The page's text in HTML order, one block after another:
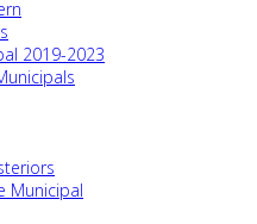
2019-2023
Municipal